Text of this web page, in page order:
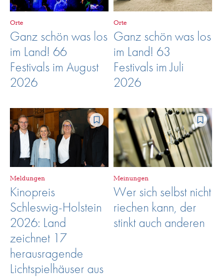
Orte
Ganz schön was los
im Land! 66
Festivals im August
2026
Orte
Ganz schön was los
im Land! 63
Festivals im Juli
2026
Meldungen
Kinopreis
Schleswig-Holstein
2026: Land
zeichnet 17
herausragende
Lichtspielhäuser aus
Meinungen
Wer sich selbst nicht
riechen kann, der
stinkt auch anderen